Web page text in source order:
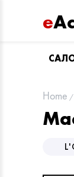
e
Home